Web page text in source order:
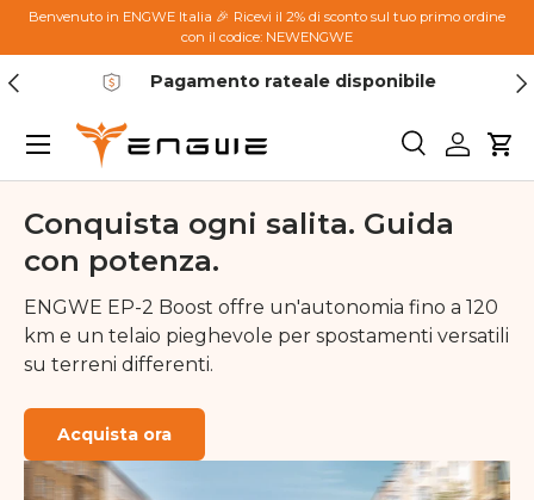
Passa ai contenuti
Benvenuto in ENGWE Italia 🎉 Ricevi il 2% di sconto sul tuo primo ordine
con il codice: NEWENGWE
Indietro Pagamento rateale disponibile
CercaAccedi
Menu
Conquista ogni salita. Guida
con potenza.
ENGWE EP-2 Boost offre un'autonomia fino a 120
km e un telaio pieghevole per spostamenti versatili
su terreni differenti.
Acquista ora